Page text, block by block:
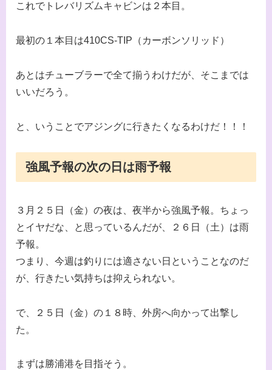
これでトレバリズムキャビンは２本目。
最初の１本目は410CS-TIP（カーボンソリッド）
あとはチューブラーで全て揃うわけだが、そこまでは
いいだろう。
と、いうことでアジングに行きたくなるわけだ！！！
強風予報の次の日は雨予報
３月２５日（金）の夜は、夜半から強風予報。ちょっ
とイヤだな、と思っているんだが、２６日（土）は雨
予報。
つまり、今週は釣りには適さない日ということなのだ
が、行きたい気持ちは抑えられない。
で、２５日（金）の１８時、外房へ向かって出撃し
た。
まずは勝浦港を目指そう。